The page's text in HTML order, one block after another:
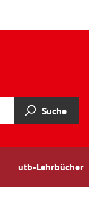
Suche
utb-Lehrbücher